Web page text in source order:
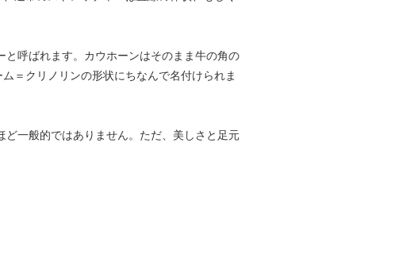
呼ばれます。カウホーンはそのまま牛の角の
＝クリノリンの形状にちなんで名付けられま
一般的ではありません。ただ、美しさと足元